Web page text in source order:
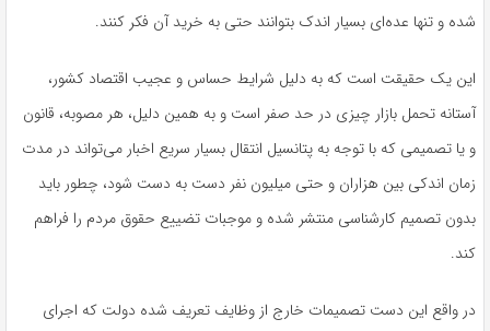
شده و تنها عده‌ای بسیار اندک بتوانند حتی به خرید آن فکر کنند.
این یک حقیقت است که به دلیل شرایط حساس و عجیب اقتصاد کشور،
آستانه تحمل بازار چیزی در حد صفر است و به همین دلیل، هر مصوبه، قانون
و یا تصمیمی که با توجه به پتانسیل انتقال بسیار سریع اخبار می‌تواند در مدت
زمان اندکی بین هزاران و حتی میلیون نفر دست به دست شود، چطور باید
بدون تصمیم کارشناسی منتشر شده و موجبات تضییع حقوق مردم را فراهم
کند.
در واقع این دست تصمیمات خارج از وظایف تعریف شده دولت که اجرای